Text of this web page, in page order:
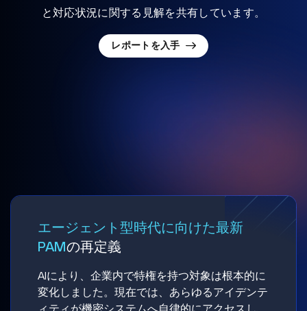
と対応状況に関する見解を共有しています。
レポートを入手
エージェント型時代に向けた最新
PAMの再定義
AIにより、企業内で特権を持つ対象は根本的に
変化しました。現在では、あらゆるアイデンテ
ィティが機密システムへ自律的にアクセスし、